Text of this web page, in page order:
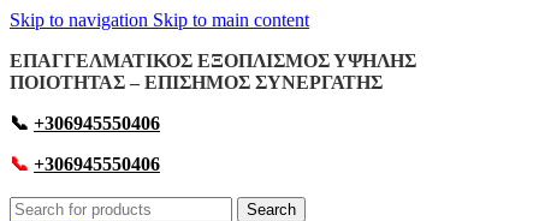
Skip to navigation Skip to main content
ΕΠΑΓΓΕΛΜΑΤΙΚΟΣ ΕΞΟΠΛΙΣΜΟΣ ΥΨΗΛΗΣ
ΠΟΙΟΤΗΤΑΣ – ΕΠΙΣΗΜΟΣ ΣΥΝΕΡΓΑΤΗΣ
📞 +306945550406
📞 +306945550406
Search